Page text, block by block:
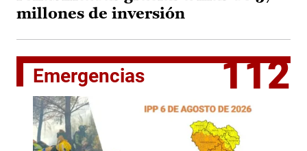
millones de inversión
Emergencias 112